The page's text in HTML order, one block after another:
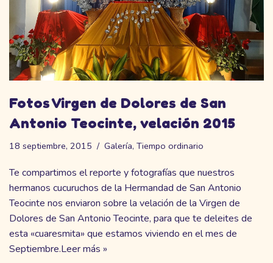
Fotos Virgen de Dolores de San
Antonio Teocinte, velación 2015
18 septiembre, 2015 Galería, Tiempo ordinario
Te compartimos el reporte y fotografías que nuestros
hermanos cucuruchos de la Hermandad de San Antonio
Teocinte nos enviaron sobre la velación de la Virgen de
Dolores de San Antonio Teocinte, para que te deleites de
esta «cuaresmita» que estamos viviendo en el mes de
Septiembre.Leer más »